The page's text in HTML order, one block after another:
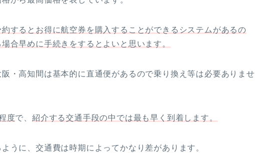
するとお得に航空券を購入することができるシステムがあるの
合早めに手続きをするとよいと思います。
・高知間は基本的に直通便があるので乗り換え等は必要ありませ
度で、紹介する交通手段の中では最も早く到着します。
うに、交通費は時期によってかなり差があります。